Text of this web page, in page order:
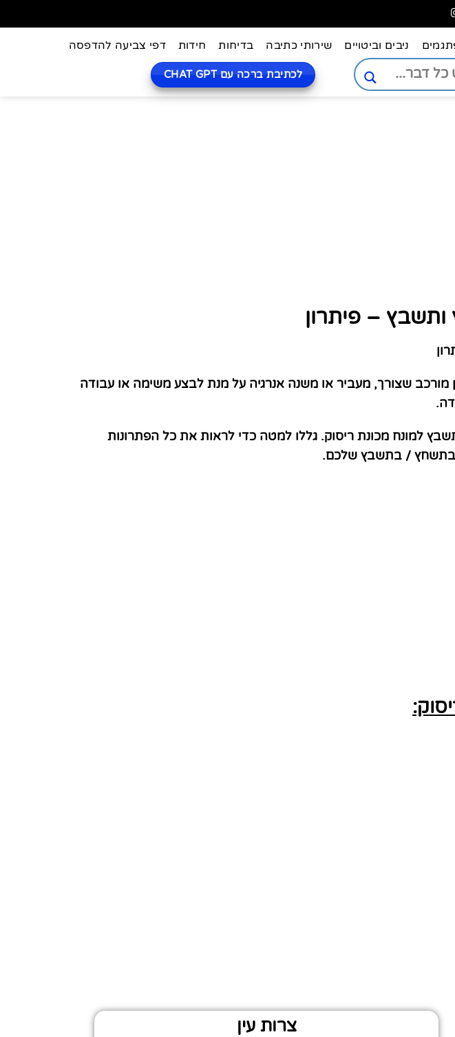
ניבים וביטויים שירותי כתיבה בדיחות חידות דפי צביעה להדפסה
לכתיבת ברכה עם CHAT GPT
– פיתרון
שצורך, מעביר או משנה אנרגיה על מנת לבצע משימה או עבודה
למונח מכונת ריסוק. גללו למטה כדי לראות את כל הפתרונות
בתשחץ / בתשבץ שלכם.
צרות עין